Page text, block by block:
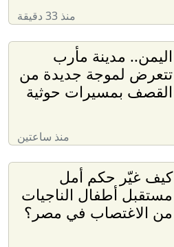
منذ 33 دقيقة
اليمن.. مدينة مأرب
تتعرض لموجة جديدة من
القصف بمسيرات حوثية
منذ ساعتين
كيف غيّر حكم أمل
مستقبل أطفال الناجيات
من الاغتصاب في مصر؟